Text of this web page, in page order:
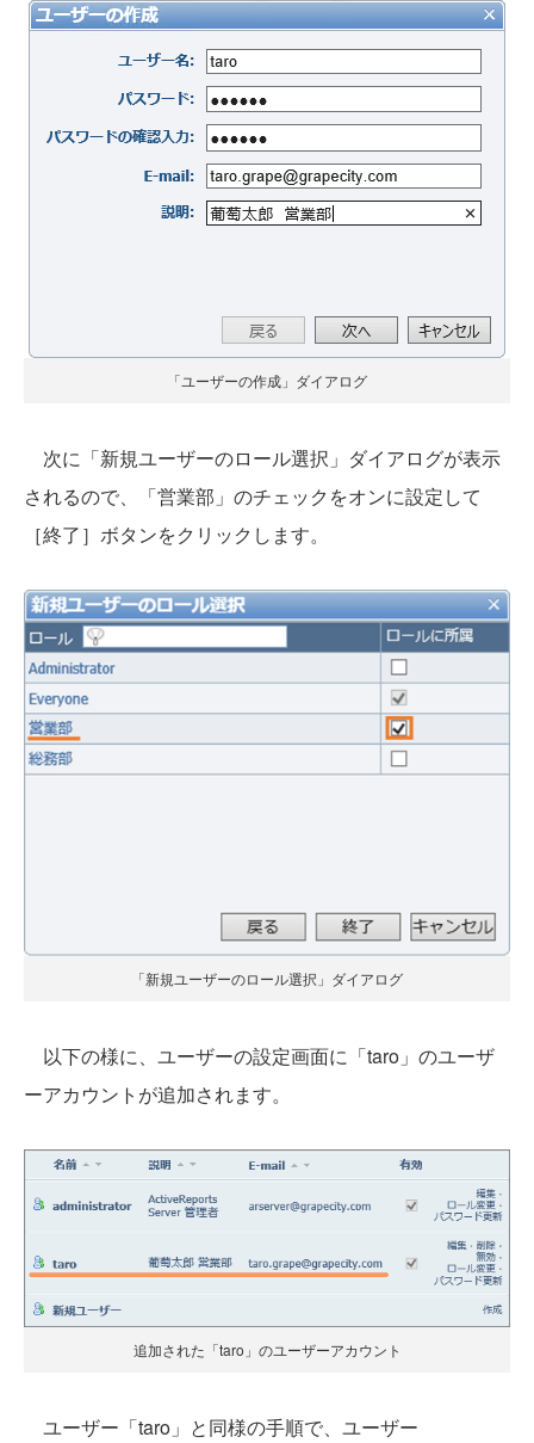
「ユーザーの作成」ダイアログ
次に「新規ユーザーのロール選択」ダイアログが表示
されるので、「営業部」のチェックをオンに設定して
［終了］ボタンをクリックします。
「新規ユーザーのロール選択」ダイアログ
以下の様に、ユーザーの設定画面に「taro」のユーザ
ーアカウントが追加されます。
追加された「taro」のユーザーアカウント
ユーザー「taro」と同様の手順で、ユーザー